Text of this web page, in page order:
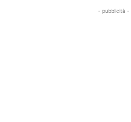
- pubblicità -